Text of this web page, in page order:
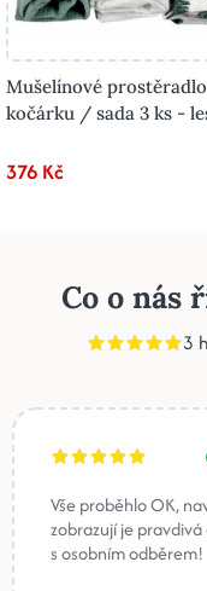
Mušelínové
kočárku / sada 3 ks -
376 Kč
Co o nás
3
Vše proběhlo OK,
zobrazují je
s osobním odběrem!